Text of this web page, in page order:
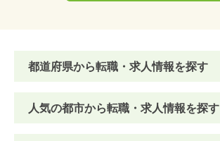
都道府県から転職・求人情報を探す
人気の都市から転職・求人情報を探す